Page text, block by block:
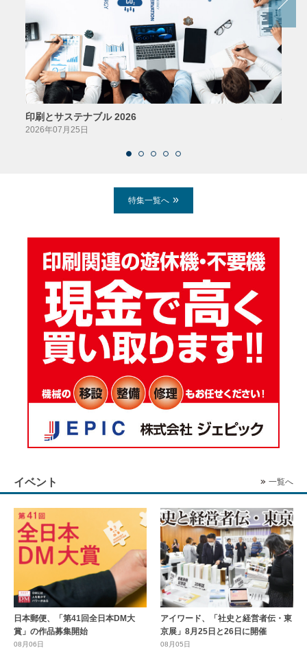
印刷とサステナブル 2026
2026年07月25日
特集一覧へ
イベント 一覧へ
日本郵便、「第41回全日本DM大
賞」の作品募集開始
08月06日
アイワード、「社史と経営者伝・東
京展」8月25日と26日に開催
08月05日